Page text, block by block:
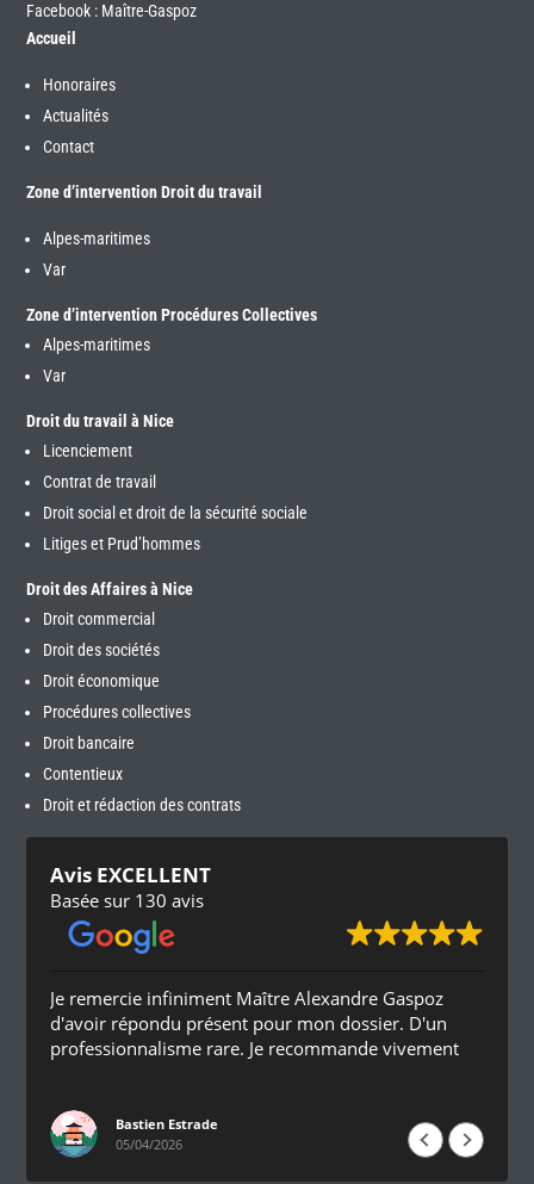
Facebook : Maître-Gaspoz
Accueil
Honoraires
Actualités
Contact
Zone d’intervention Droit du travail
Alpes-maritimes
Var
Zone d’intervention Procédures Collectives
Alpes-maritimes
Var
Droit du travail à Nice
Licenciement
Contrat de travail
Droit social et droit de la sécurité sociale
Litiges et Prud’hommes
Droit des Affaires à Nice
Droit commercial
Droit des sociétés
Droit économique
Procédures collectives
Droit bancaire
Contentieux
Droit et rédaction des contrats
Avis EXCELLENT
Basée sur 130 avis
Je remercie infiniment Maître Alexandre Gaspoz
d'avoir répondu présent pour mon dossier. D'un
professionnalisme rare. Je recommande vivement
Bastien Estrade
05/04/2026